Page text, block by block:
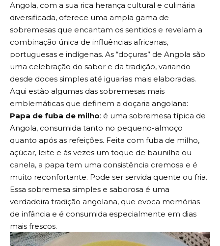
Angola, com a sua rica herança cultural e culinária
diversificada, oferece uma ampla gama de
sobremesas que encantam os sentidos e revelam a
combinação única de influências africanas,
portuguesas e indígenas. As “doçuras” de Angola são
uma celebração do sabor e da tradição, variando
desde doces simples até iguarias mais elaboradas.
Aqui estão algumas das sobremesas mais
emblemáticas que definem a doçaria angolana:
Papa de fuba de milho: é uma sobremesa típica de
Angola, consumida tanto no pequeno-almoço
quanto após as refeições. Feita com fuba de milho,
açúcar, leite e às vezes um toque de baunilha ou
canela, a papa tem uma consistência cremosa e é
muito reconfortante. Pode ser servida quente ou fria.
Essa sobremesa simples e saborosa é uma
verdadeira tradição angolana, que evoca memórias
de infância e é consumida especialmente em dias
mais frescos.